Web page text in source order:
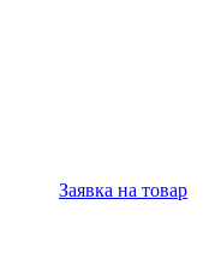
Заявка на товар